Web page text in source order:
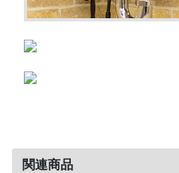
関連商品